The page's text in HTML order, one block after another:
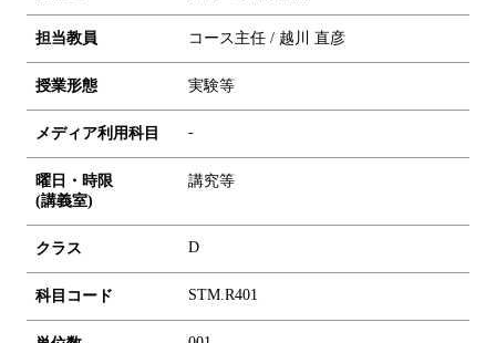
担当教員 コース主任 / 越川 直彦
授業形態 実験等
メディア利用科目 -
曜日・時限
(講義室)
講究等
クラス D
科目コード STM.R401